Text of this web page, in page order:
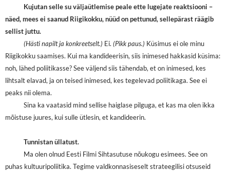
Kujutan selle su väljaütlemise peale ette lugejate reaktsiooni –
näed, mees ei saanud Riigikokku, nüüd on pettunud, sellepärast räägib
sellist juttu.
(Hästi napilt ja konkreetselt.) Ei. (Pikk paus.) Küsimus ei ole minu
Riigikokku saamises. Kui ma kandideerisin, siis inimesed hakkasid küsima:
noh, lähed poliitikasse? See väljend siis tähendab, et on inimesed, kes
lihtsalt elavad, ja on teised inimesed, kes tegelevad poliitikaga. See ei
peaks nii olema.
Sina ka vaatasid mind sellise haiglase pilguga, et kas ma olen ikka
mõistuse juures, kui sulle ütlesin, et kandideerin.
Tunnistan üllatust.
Ma olen olnud Eesti Filmi Sihtasutuse nõukogu esimees. See on
puhas kultuuripoliitika. Tegime valdkonnasiseselt strateegilisi otsuseid